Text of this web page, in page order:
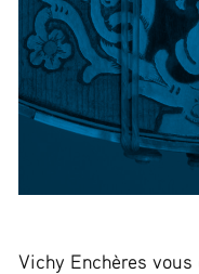
Vichy Enchères vous